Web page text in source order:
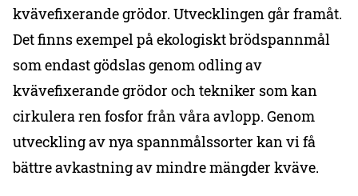
kvävefixerande grödor. Utvecklingen går framåt.
Det finns exempel på ekologiskt brödspannmål
som endast gödslas genom odling av
kvävefixerande grödor och tekniker som kan
cirkulera ren fosfor från våra avlopp. Genom
utveckling av nya spannmålssorter kan vi få
bättre avkastning av mindre mängder kväve.